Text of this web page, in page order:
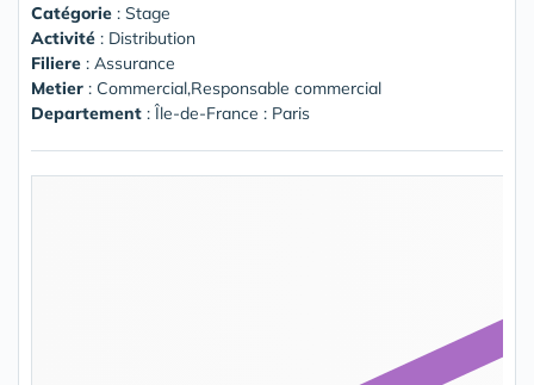
Catégorie : Stage
Activité : Distribution
Filiere : Assurance
Metier : Commercial,Responsable commercial
Departement : Île-de-France : Paris